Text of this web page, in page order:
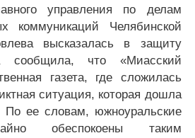
управления по делам
коммуникаций Челябинской
высказалась в защиту
сообщила, что «Миасский
газета, где сложилась
ситуация, которая дошла
По ее словам, южноуральские
обеспокоены таким